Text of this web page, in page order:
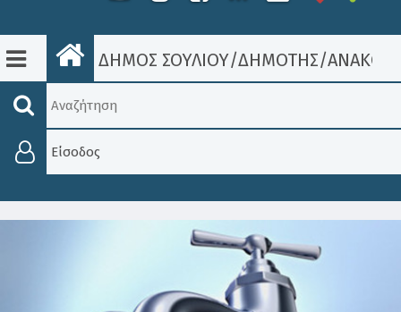
ΔΗΜΟΣ ΣΟΥΛΙΟΥ/ΔΗΜΟΤΗΣ/
Είσοδος